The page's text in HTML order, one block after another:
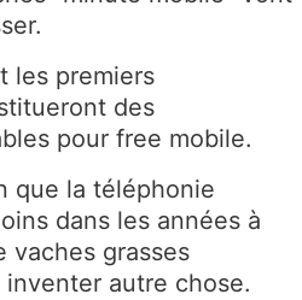
les premiers
des
pour free mobile.
que la téléphonie
dans les années à
vaches grasses
autre chose.